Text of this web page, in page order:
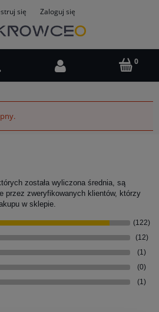
się Zaloguj się
została wyliczona średnia, są
przez zweryfikowanych klientów, którzy
w sklepie.
(122)
(12)
(1)
(0)
(1)